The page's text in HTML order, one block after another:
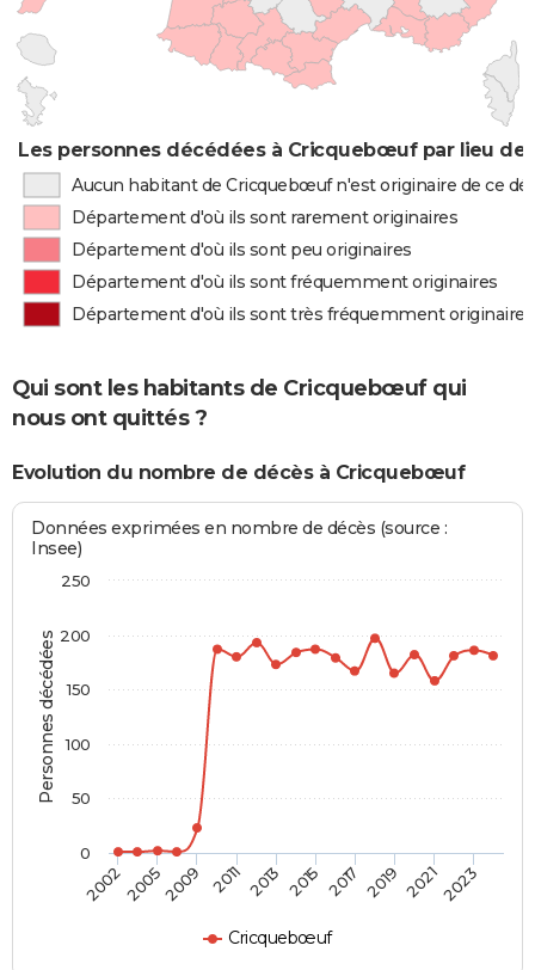
Les personnes décédées à Cricquebœuf par lieu de
Aucun habitant de Cricquebœuf n'est originaire de ce
Département d'où ils sont rarement originaires
Département d'où ils sont peu originaires
Département d'où ils sont fréquemment originaires
Département d'où ils sont très fréquemment originaires
Qui sont les habitants de Cricquebœuf qui
nous ont quittés ?
Evolution du nombre de décès à Cricquebœuf
Personnes décédées
Données exprimées en nombre de décès (source :
Insee)
Cricquebœuf
200220052009 2011 2013 2015 2017 2019 20212023
0
50
100
150
200
250